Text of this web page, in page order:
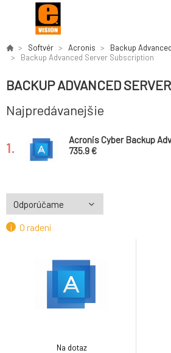
Softvér Acronis
Backup Advanced
Backup Advanced Server Subscription
BACKUP ADVANCED
Najpredávanejšie
1.
Acronis Cyber Backup
Subscription License, 1
735.9 €
O radení
Na dotaz